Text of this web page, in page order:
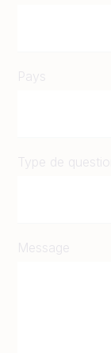
Pays
Type de question
Message